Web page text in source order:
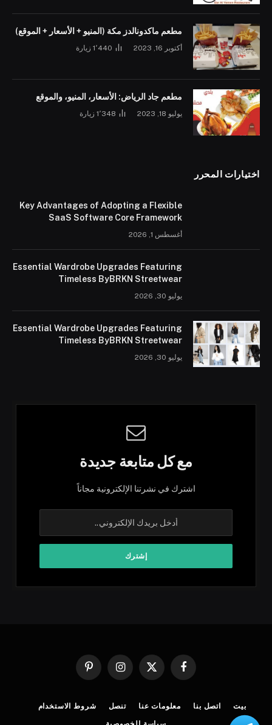
مطعم ماكدونالدز مكة (المنيو + الأسعار + الموقع)
أكتوبر 16, 2023 1٬440 زيارة
مطعم جاد الرياض: الأسعار، المنيو، والموقع
يوليو 18, 2023 1٬348 زيارة
اختيارات المحرر
Key Advantages of Adopting a Flexible
SaaS Software Core Framework
أغسطس 1, 2026
Essential Wardrobe Upgrades Featuring
Timeless ByBRKN Streetwear
يوليو 30, 2026
Essential Wardrobe Upgrades Featuring
Timeless ByBRKN Streetwear
يوليو 30, 2026
مع كل متابعة جديدة
اشترك في نشرتنا الإلكترونية مجاناً
فيسبوك
X
الانستغرامبينتيريست
بيت اتصل بنا معلومات عنا تنصل شروط الاستخدام